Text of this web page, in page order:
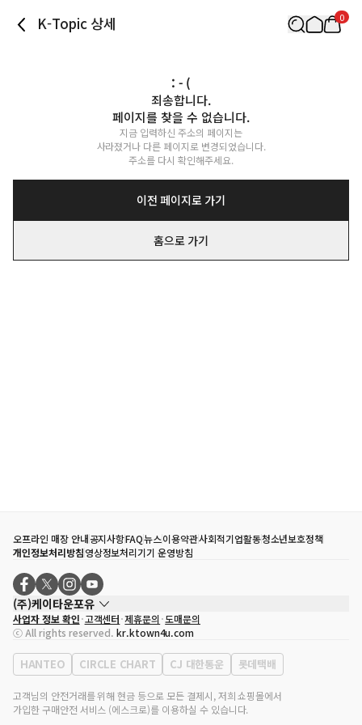
K-Topic 상세 0
: - (
죄송합니다.
페이지를 찾을 수 없습니다.
지금 입력하신 주소의 페이지는
사라졌거나 다른 페이지로 변경되었습니다.
주소를 다시 확인해주세요.
이전 페이지로 가기
홈으로 가기
오프라인 매장 안내공지사항FAQ뉴스이용약관사회적기업활동청소년보호정책
개인정보처리방침영상정보처리기기 운영방침
(주)케이타운포유
대표자
송효민
사업자등록번호
120-87-71116
통신판매업 신고번호 제2011-서울강남-02223
대표전화
02-552-9855
사업자 정보 확인 고객센터 제휴문의 도매문의
ⓒ All rights reserved. kr.ktown4u.com
HANTEO CIRCLE CHART CJ 대한통운 롯데택배
고객님의 안전거래를 위해 현금 등으로 모든 결제시, 저희 쇼핑몰에서
가입한 구매안전 서비스 (에스크로)를 이용하실 수 있습니다.